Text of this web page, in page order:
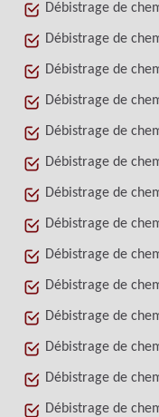
Débistrage de
Débistrage de
Débistrage de
Débistrage de
Débistrage de
Débistrage de
Débistrage de
Débistrage de
Débistrage de
Débistrage de
Débistrage de
Débistrage de
Débistrage de
Débistrage de